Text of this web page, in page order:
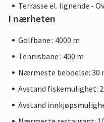
Terrasse el. lignende -
I nærheten
Golfbane : 4000 m
Tennisbane : 400 m
Nærmeste beboelse: 30
Avstand fiskemulighet:
Avstand